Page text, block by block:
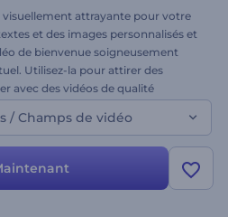
attrayante pour votre
et des images personnalisés et
de bienvenue soigneusement
Utilisez-la pour attirer des
avec des vidéos de qualité
créer dès maintenant !
/ Champs de vidéo